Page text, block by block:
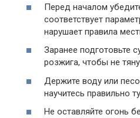
Перед началом
соответствует
нарушает правила
Заранее подготовьте
розжига, чтобы не
Держите воду или
научитесь правильно
Не оставляйте огонь